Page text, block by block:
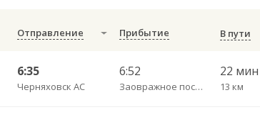
Отправление Прибытие В пути
6:35
Черняховск АС
6:52
Заовражное поселок трасса
22 мин
13 км